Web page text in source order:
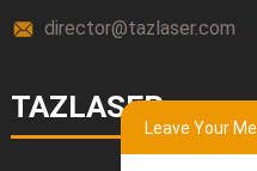
director@tazlaser.com
TAZLASER
Leave Your